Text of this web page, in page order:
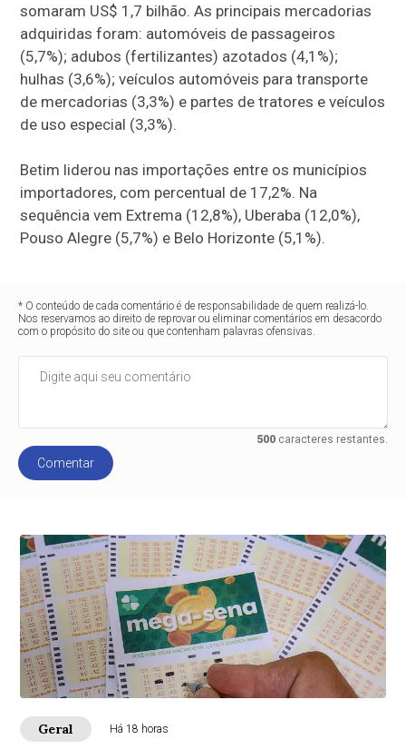
somaram US$ 1,7 bilhão. As principais mercadorias
adquiridas foram: automóveis de passageiros
(5,7%); adubos (fertilizantes) azotados (4,1%);
hulhas (3,6%); veículos automóveis para transporte
de mercadorias (3,3%) e partes de tratores e veículos
de uso especial (3,3%).
Betim liderou nas importações entre os municípios
importadores, com percentual de 17,2%. Na
sequência vem Extrema (12,8%), Uberaba (12,0%),
Pouso Alegre (5,7%) e Belo Horizonte (5,1%).
* O conteúdo de cada comentário é de responsabilidade de quem realizá-lo.
Nos reservamos ao direito de reprovar ou eliminar comentários em desacordo
com o propósito do site ou que contenham palavras ofensivas.
500caracteres restantes.
Comentar
Geral Há 18 horas